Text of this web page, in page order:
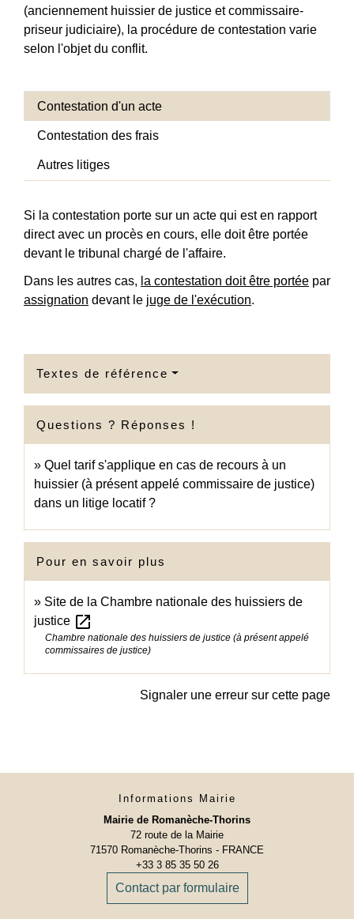
(anciennement huissier de justice et commissaire-
priseur judiciaire), la procédure de contestation varie
selon l'objet du conflit.
Contestation d'un acte
Contestation des frais
Autres litiges
Si la contestation porte sur un acte qui est en rapport
direct avec un procès en cours, elle doit être portée
devant le tribunal chargé de l'affaire.
Dans les autres cas, la contestation doit être portée par
assignation devant le juge de l'exécution.
Textes de référence
Questions ? Réponses !
Quel tarif s'applique en cas de recours à un
huissier (à présent appelé commissaire de justice)
dans un litige locatif ?
Pour en savoir plus
Site de la Chambre nationale des huissiers de
justice open_in_new
Chambre nationale des huissiers de justice (à présent appelé
commissaires de justice)
Signaler une erreur sur cette page
Informations Mairie
Mairie de Romanèche-Thorins
72 route de la Mairie
71570 Romanèche-Thorins - FRANCE
+33 3 85 35 50 26
Contact par formulaire